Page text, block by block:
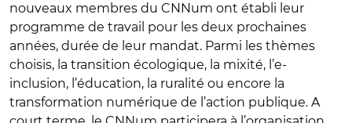
nouveaux membres du CNNum ont établi leur
programme de travail pour les deux prochaines
années, durée de leur mandat. Parmi les thèmes
choisis, la transition écologique, la mixité, l’e-
inclusion, l’éducation, la ruralité ou encore la
transformation numérique de l’action publique. A